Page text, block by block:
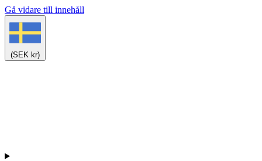
Gå vidare till innehåll
(SEK kr)